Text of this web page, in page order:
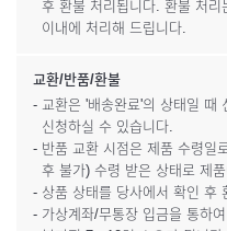
후 환불 처리됩니다. 환불 처
이내에 처리해 드립니다.
교환/반품/환불
- 교환은 '배송완료'의 상태일 때
신청하실 수 있습니다.
- 반품 교환 시점은 제품 수령일
후 불가) 수령 받은 상태로 제
- 상품 상태를 당사에서 확인 후
- 가상계좌/무통장 입금을 통하